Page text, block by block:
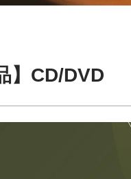
】CD/DVD